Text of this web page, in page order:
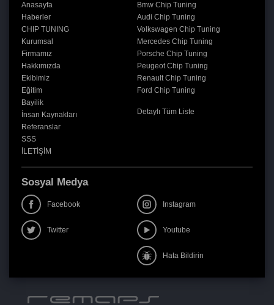
Anasayfa
Haberler
CHIP TUNING
Kurumsal
Firmamız
Hakkımızda
Ekibimiz
Eğitim
Bayilik
İnsan Kaynakları
Referanslar
SSS
İLETİŞİM
Bmw Chip Tuning
Audi Chip Tuning
Volkswagen Chip Tuning
Mercedes Chip Tuning
Porsche Chip Tuning
Peugeot Chip Tuning
Renault Chip Tuning
Ford Chip Tuning
Detaylı Tüm Liste
Sosyal Medya
Facebook Instagram
Twitter Youtube
Hata Bildirin